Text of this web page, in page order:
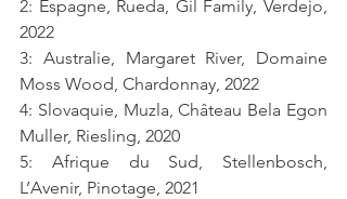
2: Espagne, Rueda, Gil Family, Verdejo,
2022
3: Australie, Margaret River, Domaine
Moss Wood, Chardonnay, 2022
4: Slovaquie, Muzla, Château Bela Egon
Muller, Riesling, 2020
5: Afrique du Sud, Stellenbosch,
L’Avenir, Pinotage, 2021